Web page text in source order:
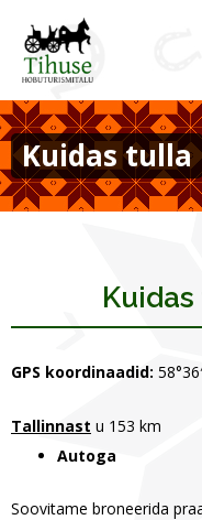
content
Kuidas tulla
GPS koordinaadid:
Tallinnast u 153 km
Autoga
Soovitame broneerida